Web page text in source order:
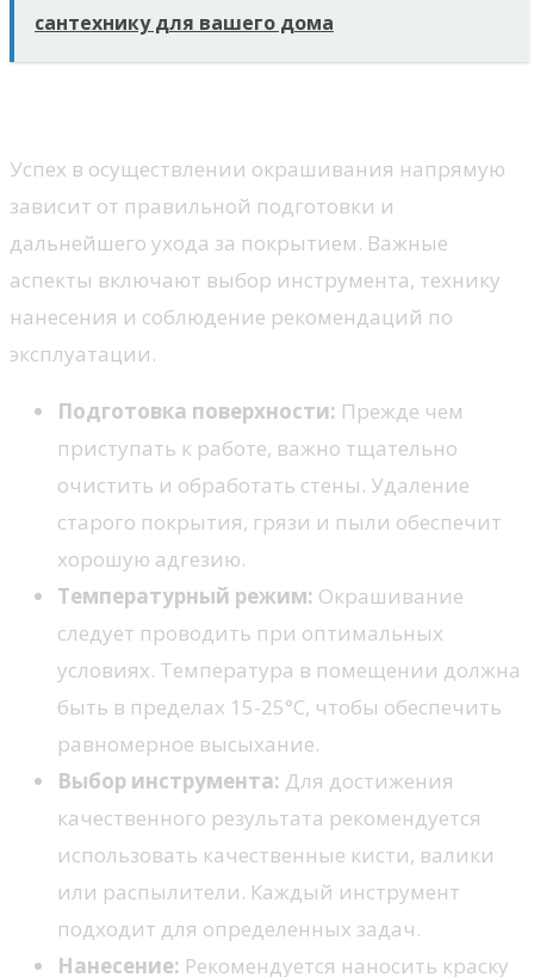
сантехнику для вашего дома
Успех в осуществлении окрашивания напрямую
зависит от правильной подготовки и
дальнейшего ухода за покрытием. Важные
аспекты включают выбор инструмента, технику
нанесения и соблюдение рекомендаций по
эксплуатации.
Подготовка поверхности: Прежде чем
приступать к работе, важно тщательно
очистить и обработать стены. Удаление
старого покрытия, грязи и пыли обеспечит
хорошую адгезию.
Температурный режим: Окрашивание
следует проводить при оптимальных
условиях. Температура в помещении должна
быть в пределах 15-25°C, чтобы обеспечить
равномерное высыхание.
Выбор инструмента: Для достижения
качественного результата рекомендуется
использовать качественные кисти, валики
или распылители. Каждый инструмент
подходит для определенных задач.
Нанесение: Рекомендуется наносить краску